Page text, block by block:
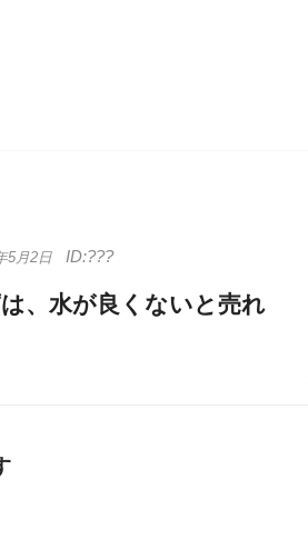
5月2日
、水が良くないと売れ